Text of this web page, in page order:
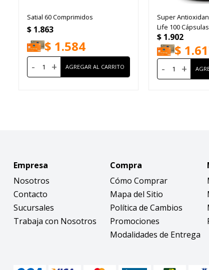
Satial 60 Comprimidos
$ 1.863
$ 1.584
- +
Super
Life 100 Cápsulas
$ 1.902
$
- +
Empresa
Nosotros
Contacto
Sucursales
Trabaja con Nosotros
Compra
Cómo Comprar
Mapa del Sitio
Política de Cambios
Promociones
Modalidades de Entrega